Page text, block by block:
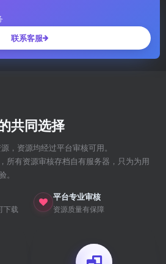
联系客服
共同选择
，资源均经过平台审核可用。
所有资源审核存档自有服务器，只为为用
下载
平台专业审核
资源质量有保障